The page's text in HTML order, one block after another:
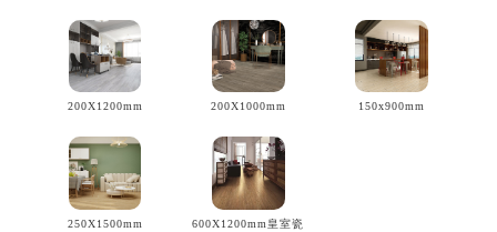
200X1200mm 200X1000mm 150x900mm
250X1500mm
600X1200mm皇室瓷